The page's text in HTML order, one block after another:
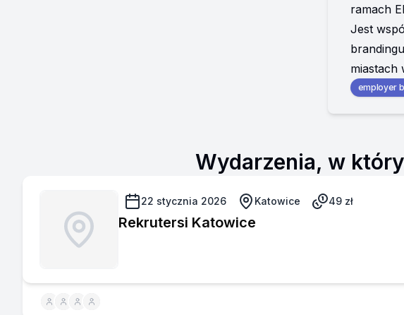
ramach
Jest
miastach
employer
Wydarzenia, w
22 stycznia 2026 Katowice 49 zł
Rekrutersi Katowice